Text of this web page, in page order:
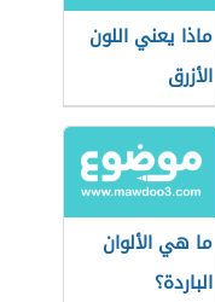
ماذا يعني اللون
الأزرق
ما هي الألوان
الباردة؟